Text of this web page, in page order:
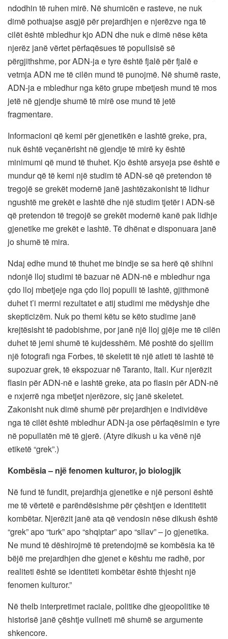
ndodhin të ruhen mirë. Në shumicën e rasteve, ne nuk
dimë pothuajse asgjë për prejardhjen e njerëzve nga të
cilët është mbledhur kjo ADN dhe nuk e dimë nëse këta
njerëz janë vërtet përfaqësues të popullsisë së
përgjithshme, por ADN-ja e tyre është fjalë për fjalë e
vetmja ADN me të cilën mund të punojmë. Në shumë raste,
ADN-ja e mbledhur nga këto grupe mbetjesh mund të mos
jetë në gjendje shumë të mirë ose mund të jetë
fragmentare.
Informacioni që kemi për gjenetikën e lashtë greke, pra,
nuk është veçanërisht në gjendje të mirë ky është
minimumi që mund të thuhet. Kjo është arsyeja pse është e
mundur që të kemi një studim të ADN-së që pretendon të
tregojë se grekët modernë janë jashtëzakonisht të lidhur
ngushtë me grekët e lashtë dhe një studim tjetër i ADN-së
që pretendon të tregojë se grekët modernë kanë pak lidhje
gjenetike me grekët e lashtë. Të dhënat e disponuara janë
jo shumë të mira.
Ndaj edhe mund të thuhet me bindje se sa herë që shihni
ndonjë lloj studimi të bazuar në ADN-në e mbledhur nga
çdo lloj mbetjeje nga çdo lloj populli të lashtë, gjithmonë
duhet t’i merrni rezultatet e atij studimi me mëdyshje dhe
skepticizëm. Nuk po themi këtu se këto studime janë
krejtësisht të padobishme, por janë një lloj gjëje me të cilën
duhet të jemi shumë të kujdesshëm. Më poshtë do sjellim
një fotografi nga Forbes, të skeletit të një atleti të lashtë të
supozuar grek, të ekspozuar në Taranto, Itali. Kur njerëzit
flasin për ADN-në e lashtë greke, ata po flasin për ADN-në
e nxjerrë nga mbetjet njerëzore, siç janë skeletet.
Zakonisht nuk dimë shumë për prejardhjen e individëve
nga të cilët është mbledhur ADN-ja ose përfaqësimin e tyre
në popullatën më të gjerë. (Atyre dikush u ka vënë një
etiketë “grek”.)
Kombësia – një fenomen kulturor, jo biologjik
Në fund të fundit, prejardhja gjenetike e një personi është
me të vërtetë e parëndësishme për çështjen e identitetit
kombëtar. Njerëzit janë ata që vendosin nëse dikush është
“grek” apo “turk” apo “shqiptar” apo “sllav” – jo gjenetika.
Ne mund të dëshirojmë të pretendojmë se kombësia ka të
bëjë me prejardhjen dhe gjenet e kështu me radhë, por
realiteti është se identiteti kombëtar është thjesht një
fenomen kulturor.”
Në thelb interpretimet raciale, politike dhe gjeopolitike të
historisë janë çështje vullneti më shumë se argumente
shkencore.